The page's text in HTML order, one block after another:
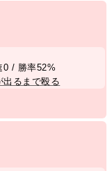
/ 勝率52%
出るまで殴る